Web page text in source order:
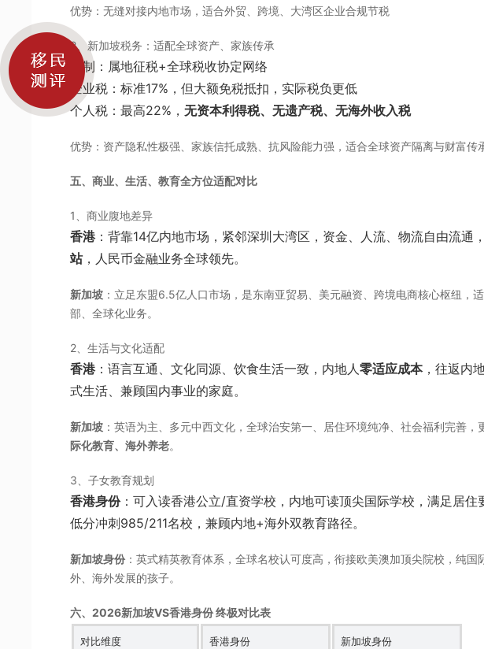
优势：无缝对接内地市场，适合外贸、跨境、大湾区企业合规节税
2、新加坡税务：适配全球资产、家族传承
税制：属地征税+全球税收协定网络
企业税：标准17%，但大额免税抵扣，实际税负更低
个人税：最高22%， 无资本利得税、无遗产税、无海外收入税
优势：资产隐私性极强、家族信托成熟、抗风险能力强，适合全球资产隔离与财富传
五、商业、生活、教育全方位适配对比
1、商业腹地差异
香港：背靠14亿内地市场，紧邻深圳大湾区，资金、人流、物流自由流通
站，人民币金融业务全球领先。
新加坡 ：立足东盟6.5亿人口市场，是东南亚贸易、美元融资、跨境电商核心枢纽，
部、全球化业务。
2、生活与文化适配
香港：语言互通、文化同源、饮食生活一致，内地人 零适应成本，往返内
式生活、兼顾国内事业的家庭。
新加坡 ：英语为主、多元中西文化，全球治安第一、居住环境纯净、社会福利完善，
际化教育、海外养老。
3、子女教育规划
香港身份：可入读香港公立/直资学校，内地可读顶尖国际学校，满足居住
低分冲刺985/211名校，兼顾内地+海外双教育路径。
新加坡身份：英式精英教育体系，全球名校认可度高，衔接欧美澳加顶尖院校，纯国
外、海外发展的孩子。
六、2026新加坡VS香港身份 终极对比表
对比维度 香港身份 新加坡身份